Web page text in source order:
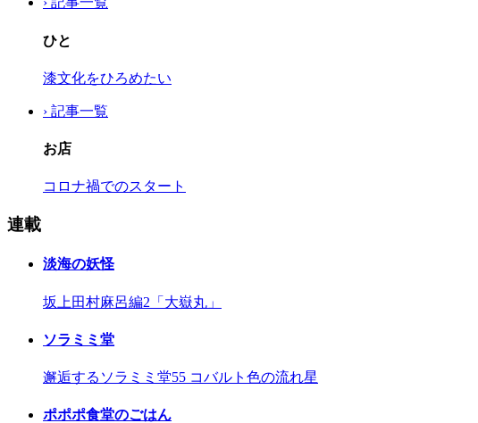
ひと
漆文化をひろめたい
› 記事一覧
お店
コロナ禍でのスタート
連載
淡海の妖怪
坂上田村麻呂編2「大嶽丸」
ソラミミ堂
邂逅するソラミミ堂55 コバルト色の流れ星
ポポポ食堂のごはん